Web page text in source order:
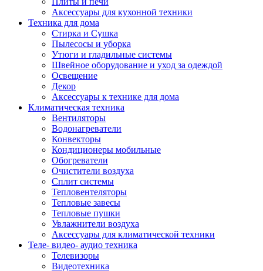
Аксессуары для кухонной техники
Техника для дома
Стирка и Сушка
Пылесосы и уборка
Утюги и гладильные системы
Швейное оборудование и уход за одеждой
Освещение
Декор
Аксессуары к технике для дома
Климатическая техника
Вентиляторы
Водонагреватели
Конвекторы
Кондиционеры мобильные
Обогреватели
Очистители воздуха
Сплит системы
Тепловентеляторы
Тепловые завесы
Тепловые пушки
Увлажнители воздуха
Аксессуары для климатической техники
Теле- видео- аудио техника
Телевизоры
Видеотехника